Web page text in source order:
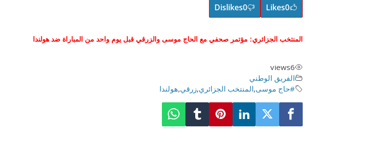
0
Likes
0
Dislikes
المنتخب الجزائري: مؤتمر صحفي مع الحاج موسى والزرقي قبل يوم واحد من المباراة ضد هولندا
6
views
الفريق الوطني
#حاج موسى,المنتخب الجزائري,زرقي,هولندا